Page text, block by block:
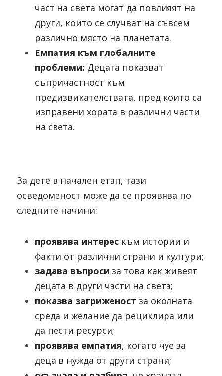
част на света могат да повлияят на
други, които се случват на съвсем
различно място на планетата.
Емпатия към глобалните
проблеми: Децата показват
съпричастност към
предизвикателствата, пред които са
изправени хората в различни части
на света.
За дете в начален етап, тази
осведоменост може да се проявява по
следните начини:
проявява интерес към истории и
факти от различни страни и култури;
задава въпроси за това как живеят
децата в други части на света;
показва загриженост за околната
среда и желание да рециклира или
да пести ресурси;
проявява емпатия, когато чуе за
деца в нужда от други страни;